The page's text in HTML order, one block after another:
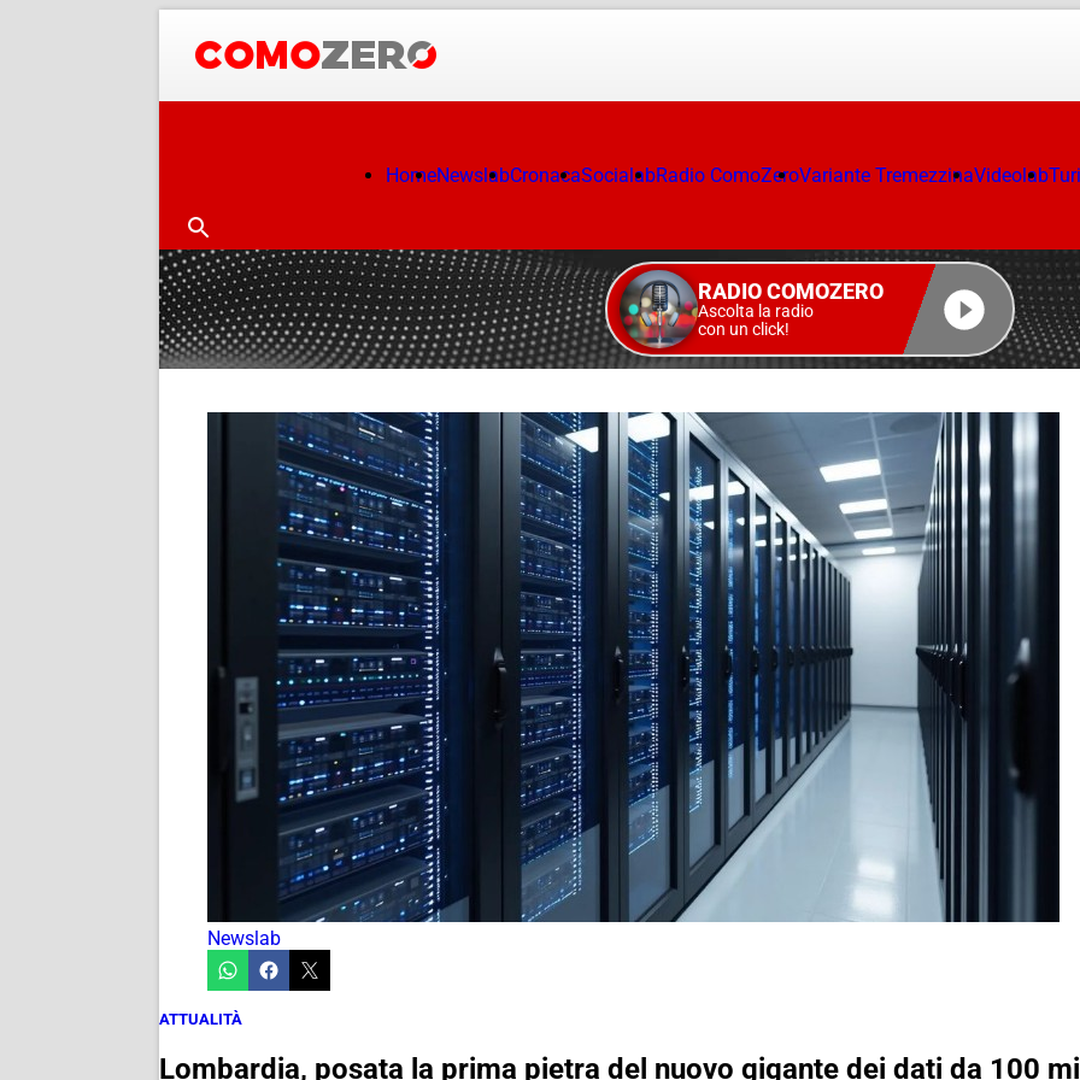
HomeNewslabCronacaSocialabRadio ComoZeroVariante TremezzinaVideolab
RADIO COMOZERO
Ascolta la radio
con un click!
Newslab
ATTUALITÀ
Lombardia, posata la prima pietra del nuovo gigante dei dati da 100